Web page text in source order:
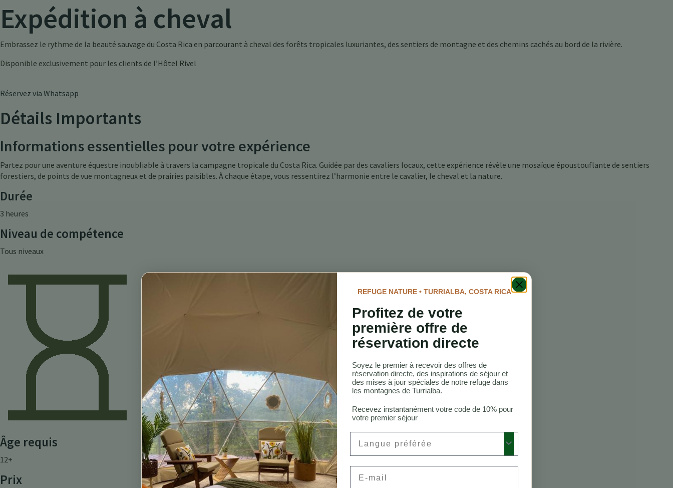
Expédition à cheval
Embrassez le rythme de la beauté sauvage du Costa Rica en parcourant à cheval des forêts tropicales luxuriantes, des sentiers de montagne et des chemins cachés au bord de la rivière.
Disponible exclusivement pour les clients de l’Hôtel Rivel
Réservez via Whatsapp
Détails Importants
Informations essentielles pour votre expérience
Partez pour une aventure équestre inoubliable à travers la campagne tropicale du Costa Rica. Guidée par des cavaliers locaux, cette expérience révèle une mosaïque époustouflante de sentiers
forestiers, de points de vue montagneux et de prairies paisibles. À chaque étape, vous ressentirez l’harmonie entre le cavalier, le cheval et la nature.
Durée
3 heures
Niveau de compétence
Tous niveaux
Âge requis
12+
Prix
REFUGE NATURE • TURRIALBA, COSTA RICA
Profitez de votre
première offre de
réservation directe
Soyez le premier à recevoir des offres de
réservation directe, des inspirations de séjour et
des mises à jour spéciales de notre refuge dans
les montagnes de Turrialba.
Recevez instantanément votre code de 10% pour
votre premier séjour